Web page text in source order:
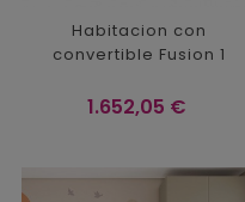
Habitacion con
convertible Fusion 1
Precio
1.652,05 €